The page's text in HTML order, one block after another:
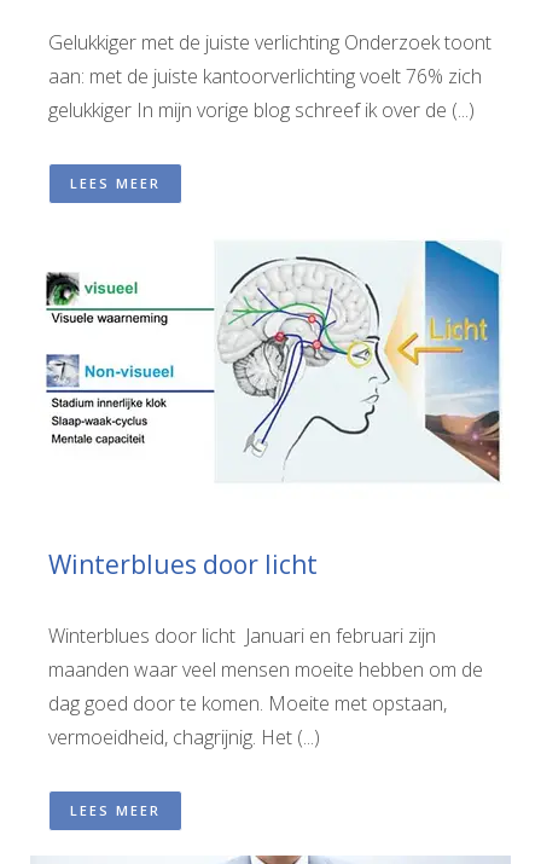
Gelukkiger met de juiste verlichting Onderzoek toont
aan: met de juiste kantoorverlichting voelt 76% zich
gelukkiger In mijn vorige blog schreef ik over de (...)
LEES MEER
Winterblues door licht
Winterblues door licht Januari en februari zijn
maanden waar veel mensen moeite hebben om de
dag goed door te komen. Moeite met opstaan,
vermoeidheid, chagrijnig. Het (...)
LEES MEER